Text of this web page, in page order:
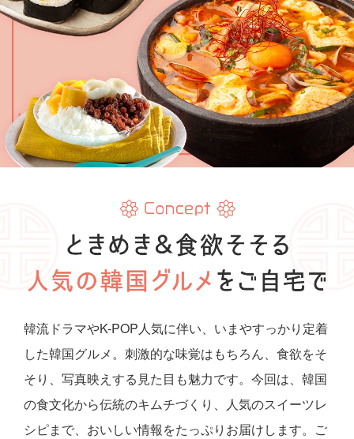
韓流ドラマやK-POP人気に伴い、いまやすっかり定着
した韓国グルメ。刺激的な味覚はもちろん、食欲をそ
そり、写真映えする見た目も魅力です。今回は、韓国
の食文化から伝統のキムチづくり、人気のスイーツレ
シピまで、おいしい情報をたっぷりお届けします。ご